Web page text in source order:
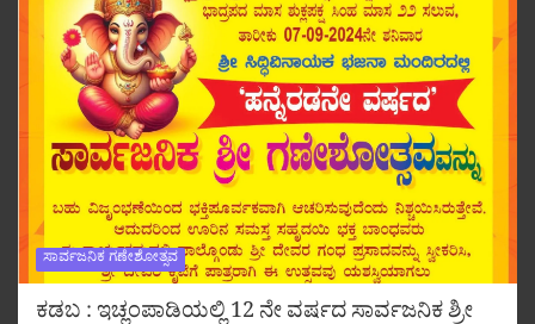
ಸಾರ್ವಜನಿಕ ಗಣೇಶೋತ್ಸವ
ಕಡಬ : ಇಚ್ಲಂಪಾಡಿಯಲ್ಲಿ 12 ನೇ ವರ್ಷದ ಸಾರ್ವಜನಿಕ ಶ್ರೀ